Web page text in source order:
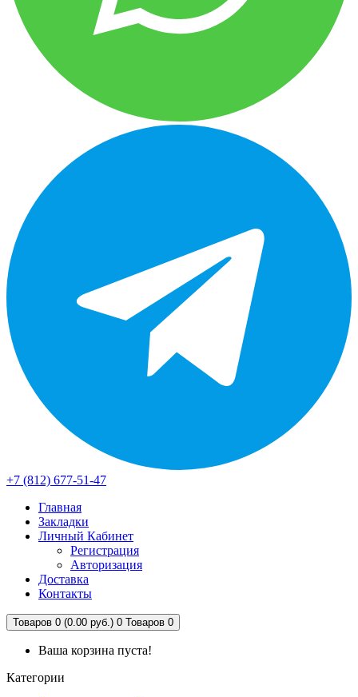
+7 (812) 677-51-47
Главная
Закладки
Личный Кабинет
Регистрация
Авторизация
Доставка
Контакты
Товаров 0 (0.00 руб.) 0 Товаров 0
Ваша корзина пуста!
Категории